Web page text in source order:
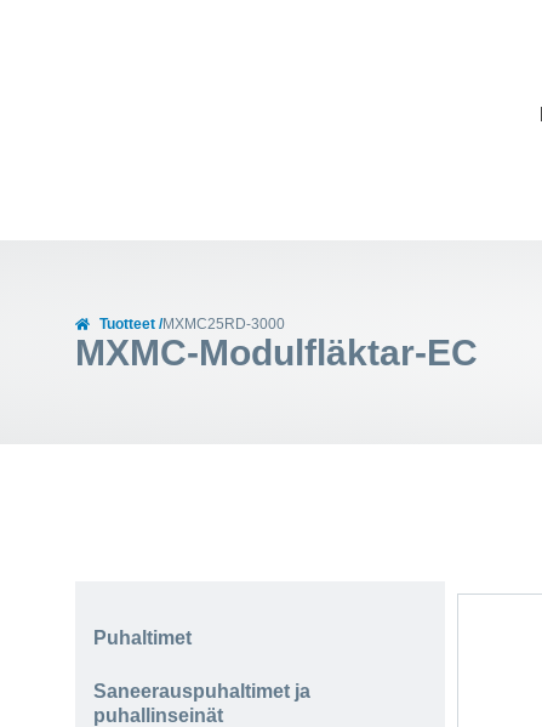
Tuotteet /MXMC25RD-3000
MXMC-Modulfläktar-EC
Puhaltimet
Saneerauspuhaltimet ja
puhallinseinät